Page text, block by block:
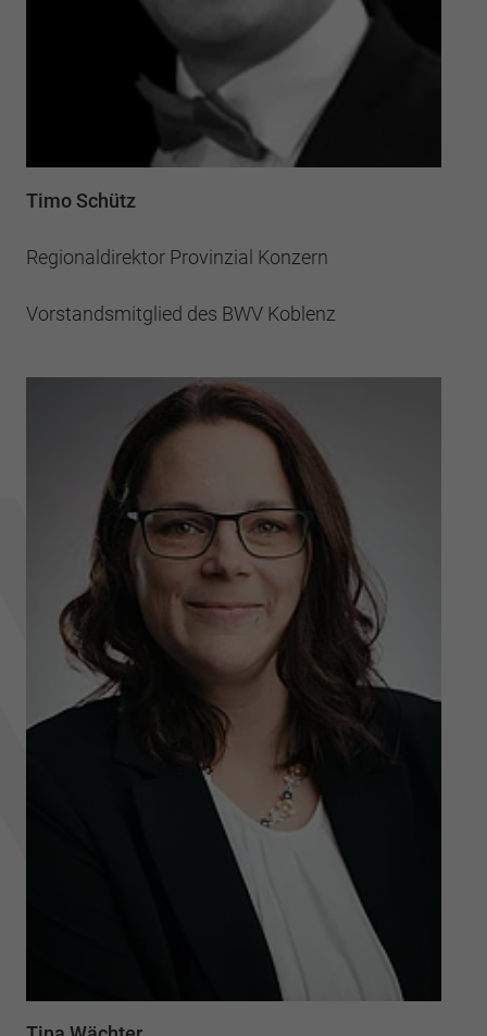
Timo Schütz
Regionaldirektor Provinzial Konzern
Vorstandsmitglied des BWV Koblenz